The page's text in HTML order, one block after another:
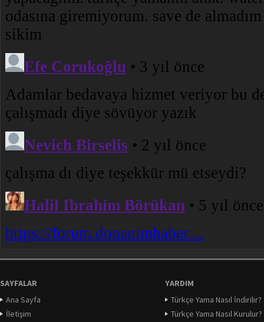
SAYFALAR
Ana Sayfa
İletişim
YARDIM
Türkçe Yama Nasıl İndirilir?
Türkçe Yama Nasıl Kurulur?